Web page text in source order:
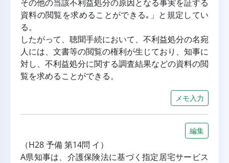
その他の当該不利益処分の原因となる事実を証する
資料の閲覧を求めることができる｡」と規定してい
る。
したがって、聴聞手続において、不利益処分の名宛
人には、文書等の閲覧の権利が生じており、知事に
対し、不利益処分に関する調査結果などの資料の閲
覧を求めることができる。
メモ入力
編集
（H28 予備 第14問 イ）
A県知事は、介護保険法に基づく指定居宅サービス